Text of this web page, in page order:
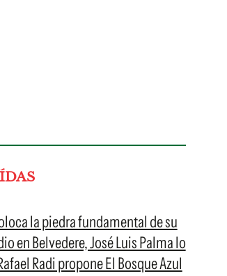
la piedra fundamental de su
en Belvedere, José Luis Palma lo
Radi propone El Bosque Azul